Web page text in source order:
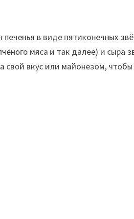
в виде пятиконечных
мяса и так далее) и сыра
вкус или майонезом,